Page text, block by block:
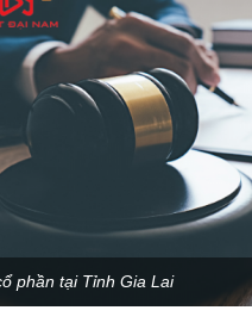
phần tại Tỉnh Gia Lai